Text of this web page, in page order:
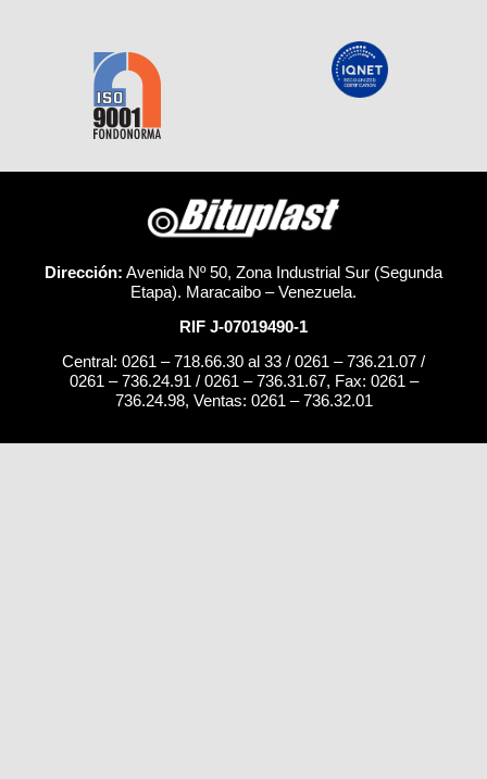
Dirección: Avenida Nº 50, Zona Industrial Sur (Segunda
Etapa). Maracaibo – Venezuela.
RIF J-07019490-1
Central: 0261 – 718.66.30 al 33 / 0261 – 736.21.07 /
0261 – 736.24.91 / 0261 – 736.31.67, Fax: 0261 –
736.24.98, Ventas: 0261 – 736.32.01